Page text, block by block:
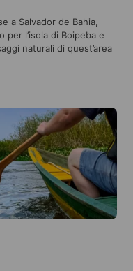
a Salvador de Bahia,
l’isola di Boipeba e
naturali di quest’area